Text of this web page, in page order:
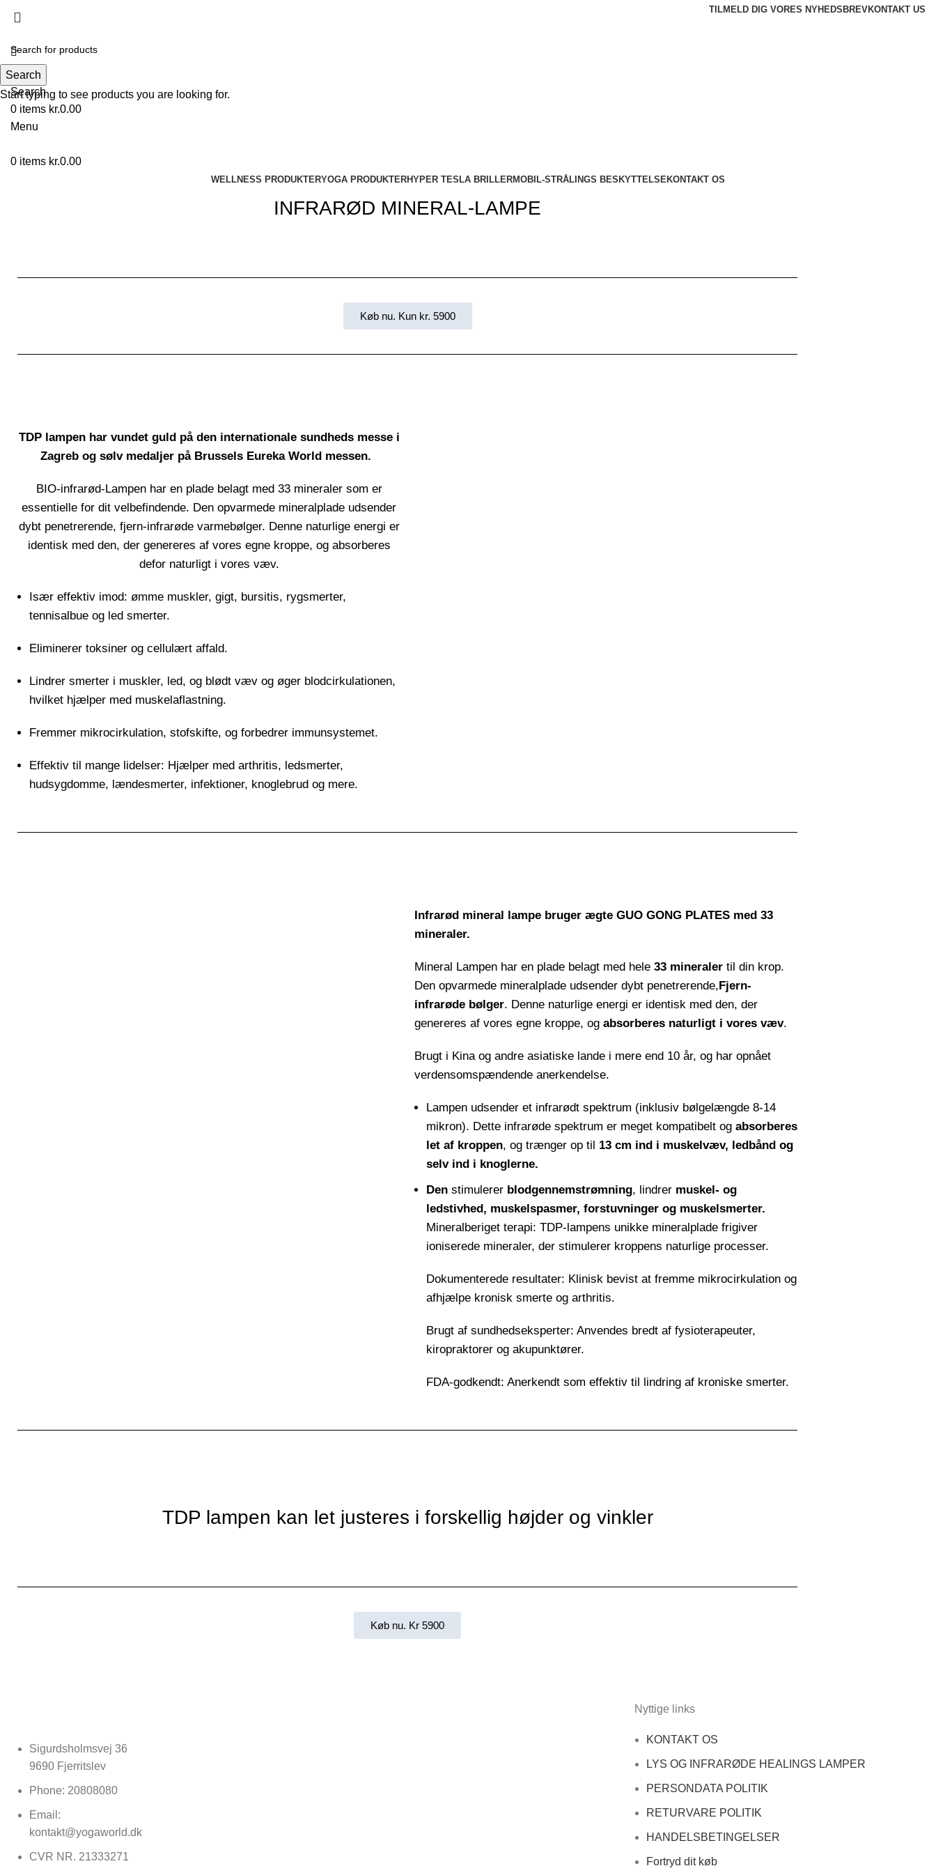
TILMELD DIG VORES NYHEDSBREVKONTAKT US
Search
0 items kr.0.00
Menu
0 items kr.0.00
WELLNESS PRODUKTERYOGA PRODUKTERHYPER TESLA BRILLERMOBIL-STRÅLINGS BESKYTTELSEKONTAKT OS
INFRARØD MINERAL-LAMPE
Køb nu. Kun kr. 5900
TDP lampen har vundet guld på den internationale sundheds messe i
Zagreb og sølv medaljer på Brussels Eureka World messen.
BIO-infrarød-Lampen har en plade belagt med 33 mineraler som er
essentielle for dit velbefindende. Den opvarmede mineralplade udsender
dybt penetrerende, fjern-infrarøde varmebølger. Denne naturlige energi er
identisk med den, der genereres af vores egne kroppe, og absorberes
defor naturligt i vores væv.
Især effektiv imod: ømme muskler, gigt, bursitis, rygsmerter,
tennisalbue og led smerter.
Eliminerer toksiner og cellulært affald.
Lindrer smerter i muskler, led, og blødt væv og øger blodcirkulationen,
hvilket hjælper med muskelaflastning.
Fremmer mikrocirkulation, stofskifte, og forbedrer immunsystemet.
Effektiv til mange lidelser: Hjælper med arthritis, ledsmerter,
hudsygdomme, lændesmerter, infektioner, knoglebrud og mere.
Infrarød mineral lampe bruger ægte GUO GONG PLATES med 33
mineraler.
Mineral Lampen har en plade belagt med hele 33 mineraler til din krop.
Den opvarmede mineralplade udsender dybt penetrerende,Fjern-
infrarøde bølger. Denne naturlige energi er identisk med den, der
genereres af vores egne kroppe, og absorberes naturligt i vores væv.
Brugt i Kina og andre asiatiske lande i mere end 10 år, og har opnået
verdensomspændende anerkendelse.
Lampen udsender et infrarødt spektrum (inklusiv bølgelængde 8-14
mikron). Dette infrarøde spektrum er meget kompatibelt og absorberes
let af kroppen, og trænger op til 13 cm ind i muskelvæv, ledbånd og
selv ind i knoglerne.
Den stimulerer blodgennemstrømning, lindrer muskel- og
ledstivhed, muskelspasmer, forstuvninger og muskelsmerter.
Mineralberiget terapi: TDP-lampens unikke mineralplade frigiver
ioniserede mineraler, der stimulerer kroppens naturlige processer.
Dokumenterede resultater: Klinisk bevist at fremme mikrocirkulation og
afhjælpe kronisk smerte og arthritis.
Brugt af sundhedseksperter: Anvendes bredt af fysioterapeuter,
kiropraktorer og akupunktører.
FDA-godkendt: Anerkendt som effektiv til lindring af kroniske smerter.
TDP lampen kan let justeres i forskellig højder og vinkler
Køb nu. Kr 5900
Sigurdsholmsvej 36
9690 Fjerritslev
Phone: 20808080
Email:
kontakt@yogaworld.dk
CVR NR. 21333271
Nyttige links
KONTAKT OS
LYS OG INFRARØDE HEALINGS LAMPER
PERSONDATA POLITIK
RETURVARE POLITIK
HANDELSBETINGELSER
Fortryd dit køb
Search
Start typing to see products you are looking for.